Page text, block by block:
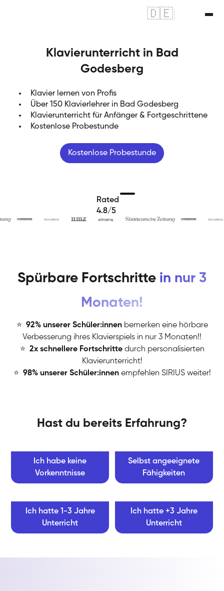
🇩🇪
Klavierunterricht in Bad
Godesberg
Klavier lernen von Profis
Über 150 Klavierlehrer in Bad Godesberg
Klavierunterricht für Anfänger & Fortgeschrittene
Kostenlose Probestunde
Kostenlose Probestunde
Rated
4.8/5
Spürbare Fortschritte in nur 3
Monaten!
⭐ 92% unserer Schüler:innen bemerken eine hörbare
Verbesserung ihres Klavierspiels in nur 3 Monaten!!
⭐ 2x schnellere Fortschritte durch personalisierten
Klavierunterricht!
⭐ 98% unserer Schüler:innen empfehlen SIRIUS weiter!
Hast du bereits Erfahrung?
Ich habe keine
Vorkenntnisse
Selbst angeeignete
Fähigkeiten
Ich hatte 1-3 Jahre
Unterricht
Ich hatte +3 Jahre
Unterricht